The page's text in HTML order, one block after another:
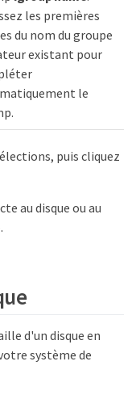
les premières
du nom du groupe
existant pour
le
puis cliquez
au disque ou au
d'un disque en
système de